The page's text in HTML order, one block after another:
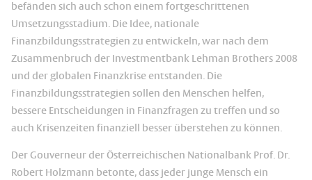
befänden sich auch schon einem fortgeschrittenen
Umsetzungsstadium. Die Idee, nationale
Finanzbildungsstrategien zu entwickeln, war nach dem
Zusammenbruch der Investmentbank Lehman Brothers 2008
und der globalen Finanzkrise entstanden. Die
Finanzbildungsstrategien sollen den Menschen helfen,
bessere Entscheidungen in Finanzfragen zu treffen und so
auch Krisenzeiten finanziell besser überstehen zu können.
Der Gouverneur der Österreichischen Nationalbank Prof. Dr.
Robert Holzmann betonte, dass jeder junge Mensch ein